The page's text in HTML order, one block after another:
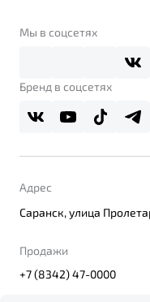
Реферальная программа
О дилерском центре
Правовая информация
Мы в соцсетях
Бренд в соцсетях
Адрес
Саранск, улица
Продажи
+7 (8342) 47-0000